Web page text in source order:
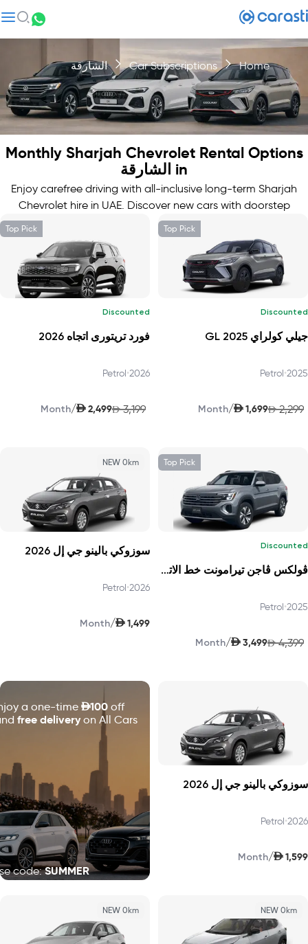
Home
Car Subscriptions الشارقة
Monthly Sharjah Chevrolet Rental Options
in الشارقة
Enjoy carefree driving with all-inclusive long-term Sharjah
Chevrolet hire in UAE. Discover new cars with doorstep
delivery.
Top Pick
Discounted
جيلي كولراي GL 2025
2025
•
Petrol
AED 2,299
AED 1,699
/
Month
Top Pick
Discounted
فورد تريتورى اتجاه 2026
2026
•
Petrol
AED 3,199
AED 2,499
/
Month
Top Pick
Discounted
ڤولكس ڤاجن تيرامونت خط الاتجاه 2025
2025
•
Petrol
AED 4,399
AED 3,499
/
Month
NEW 0km
سوزوكي بالينو جي إل 2026
2026
•
Petrol
AED 1,499
/
Month
سوزوكي بالينو جي إل 2026
2026
•
Petrol
AED 1,599
/
Month
a one-time D100 off
free deliveryon All Cars!
code: SUMMER
NEW 0km
NEW 0km